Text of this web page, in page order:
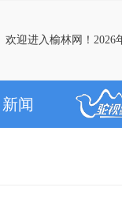
欢迎进入榆林网！2026
新闻